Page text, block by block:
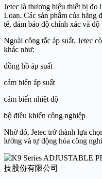
Jetec là thương hiệu thiết bị
Loan. Các sản phẩm của hãng
tế, đảm bảo độ chính xác và độ
Ngoài công tắc áp suất, Jetec
khác như:
đồng hồ áp suất
cảm biến áp suất
cảm biến nhiệt độ
bộ điều khiển công nghiệp
Nhờ đó, Jetec trở thành lựa
lường và tự động hóa công